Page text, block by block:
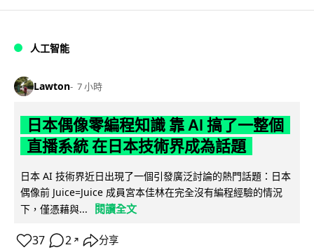
人工智能
Lawton 7 小時
日本偶像零編程知識 靠 AI 搞了一整個
直播系統 在日本技術界成為話題
日本 AI 技術界近日出現了一個引發廣泛討論的熱門話題：日本
偶像前 Juice=Juice 成員宮本佳林在完全沒有編程經驗的情況
下，僅憑藉與...
閱讀全文
37 2 ↗ 分享